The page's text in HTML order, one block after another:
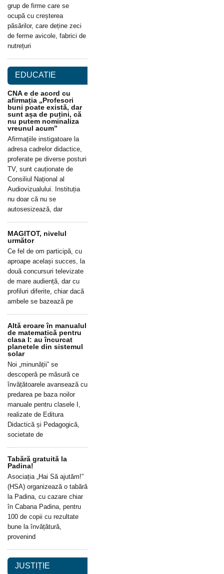
grup de firme care se
ocupă cu creșterea
păsărilor, care deține zeci
de ferme avicole, fabrici de
nutrețuri
EDUCATIE
CNA e de acord cu
afirmația „Profesori
buni poate există, dar
sunt așa de puțini, că
nu putem nominaliza
vreunul acum”
Afirmațiile instigatoare la
adresa cadrelor didactice,
proferate pe diverse posturi
TV, sunt cauționate de
Consiliul Național al
Audiovizualului. Instituția
nu doar că nu se
autosesizează, dar
MAGITOT, nivelul
următor
Ce fel de om participă, cu
aproape același succes, la
două concursuri televizate
de mare audiență, dar cu
profiluri diferite, chiar dacă
ambele se bazează pe
Altă eroare în manualul
de matematică pentru
clasa I: au încurcat
planetele din sistemul
solar
Noi „minunății” se
descoperă pe măsură ce
învățătoarele avansează cu
predarea pe baza noilor
manuale pentru clasele I,
realizate de Editura
Didactică și Pedagogică,
societate de
Tabără gratuită la
Padina!
Asociația „Hai Să ajutăm!”
(HSA) organizează o tabără
la Padina, cu cazare chiar
în Cabana Padina, pentru
100 de copii cu rezultate
bune la învățătură,
provenind
JUSTIȚIE